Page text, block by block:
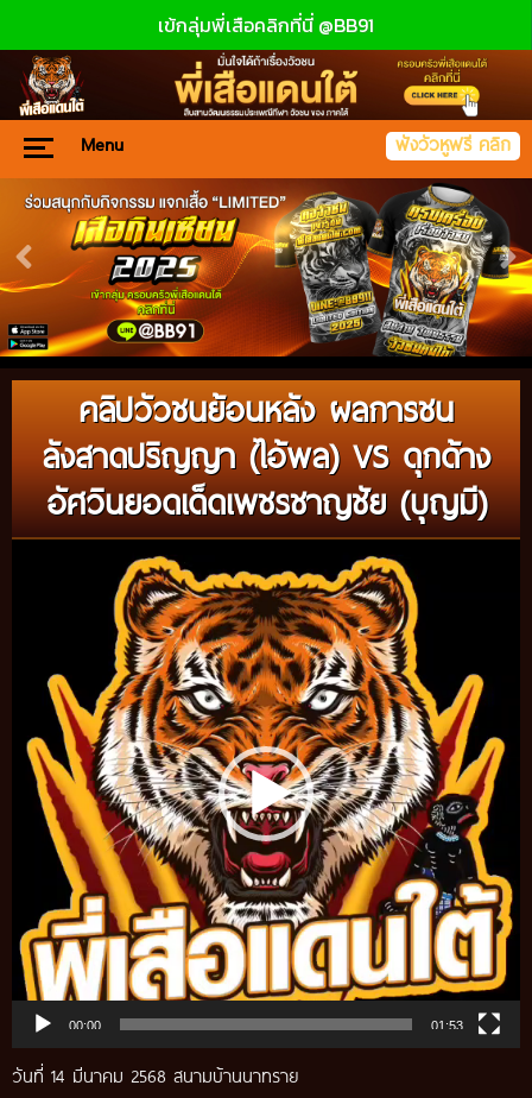
เข้กลุ่มพี่เสือคลิกที่นี่ @BB91
Menu ฟังวัวหูฟรี คลิก
คลิปวัวชนย้อนหลัง ผลการชน
ลังสาดปริญญา (ไอ้พล) VS ดุกด้าง
อัศวินยอดเด็ดเพชรชาญชัย (บุญมี)
00:00 01:53
วันที่ 14 มีนาคม 2568 สนามบ้านนาทราย